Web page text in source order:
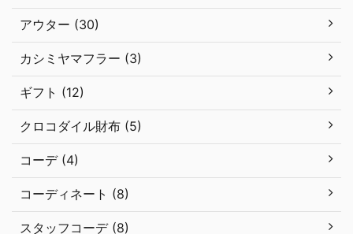
アウター (30)
カシミヤマフラー (3)
ギフト (12)
クロコダイル財布 (5)
コーデ (4)
コーディネート (8)
スタッフコーデ (8)